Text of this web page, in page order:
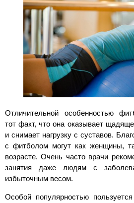
Отличительной особенностью
тот факт, что она оказывает
и снимает нагрузку с суставов.
с фитболом могут как женщины,
возрасте. Очень часто врачи
занятия даже людям с
избыточным весом.
Особой популярностью